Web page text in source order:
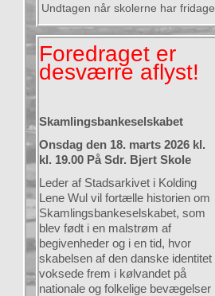
Undtagen når skolerne har fridage.
Foredraget er
desværre aflyst!
Skamlingsbankeselskabet
Onsdag den 18. marts 2026 kl.
kl. 19.00 På Sdr. Bjert Skole
Leder af Stadsarkivet i Kolding
Lene Wul vil fortælle historien om
Skamlingsbankeselskabet, som
blev født i en malstrøm af
begivenheder og i en tid, hvor
skabelsen af den danske identitet
voksede frem i kølvandet på
nationale og folkelige bevægelser